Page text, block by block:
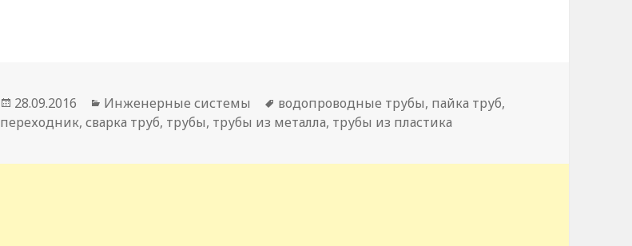
Опубликовано
28.09.2016 Рубрики
Инженерные системы Метки
водопроводные трубы, пайка труб,
переходник,сварка труб, трубы, трубы из металла, трубы из пластика